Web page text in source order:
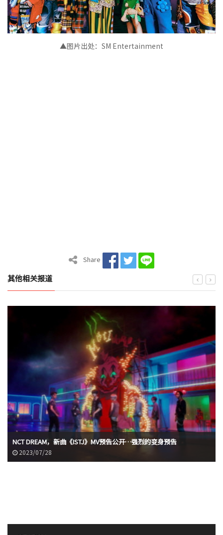
▲图片出处：SM Entertainment
Share
其他相关报道
NCT DREAM，新曲《ISTJ》MV预告公开…强烈的变身预告
2023/07/28